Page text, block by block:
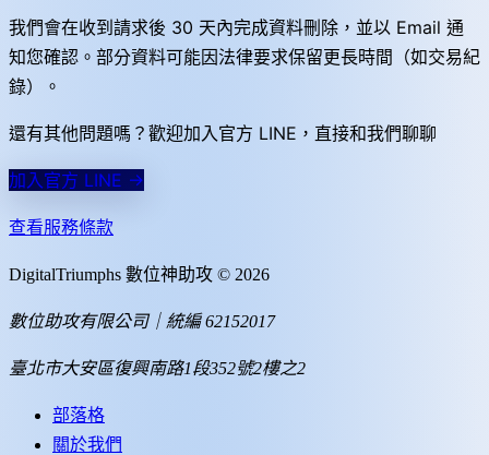
我們會在收到請求後 30 天內完成資料刪除，並以 Email 通
知您確認。部分資料可能因法律要求保留更長時間（如交易紀
錄）。
還有其他問題嗎？歡迎加入官方 LINE，直接和我們聊聊
加入官方 LINE →
查看服務條款
DigitalTriumphs 數位神助攻 © 2026
數位助攻有限公司｜統編 62152017
臺北市大安區復興南路1段352號2樓之2
部落格
關於我們